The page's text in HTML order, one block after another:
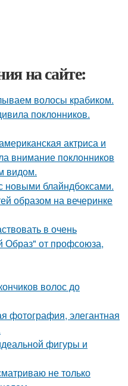
на сайте:
волосы крабиком.
поклонников.
актриса и
внимание поклонников
видом.
новыми блайндбоксами.
образом на вечеринке
в очень
Образ" от профсоюза,
волос до
фотография, элегантная
фигуры и
не только